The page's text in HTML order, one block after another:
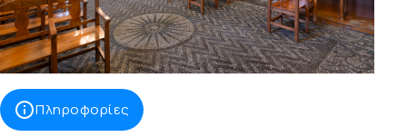
Πληροφορίες